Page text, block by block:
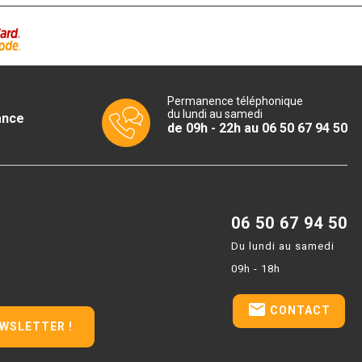
Permanence téléphonique
du lundi au samedi
de 09h - 22h au 06 50 67 94 50
!
06 50 67 94 50
Du lundi au samedi
09h - 18h
email CONTACT